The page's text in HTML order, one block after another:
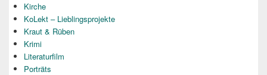
Kirche
KoLekt – Lieblingsprojekte
Kraut & Rüben
Krimi
Literaturfilm
Porträts